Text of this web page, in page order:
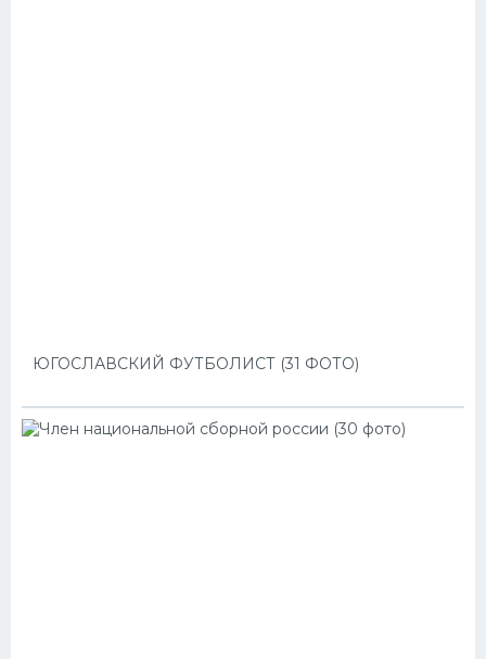
ЮГОСЛАВСКИЙ ФУТБОЛИСТ (31 ФОТО)